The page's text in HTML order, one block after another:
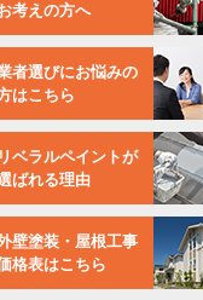
考えの方へ
者選びにお悩みの
はこちら
リベラルペイントが
ばれる理由
壁塗装・屋根工事
格表はこちら